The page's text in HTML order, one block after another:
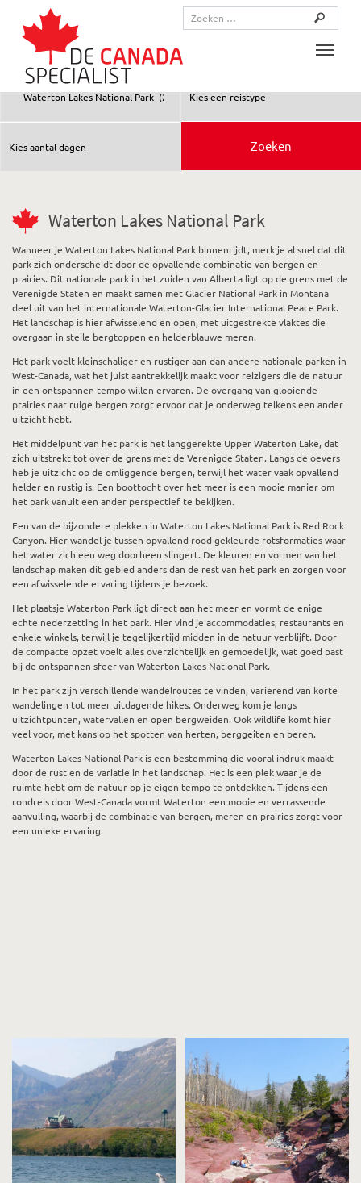
Waterton Lakes National Park
Wanneer je Waterton Lakes National Park binnenrijdt, merk je al snel dat dit
park zich onderscheidt door de opvallende combinatie van bergen en
prairies. Dit nationale park in het zuiden van Alberta ligt op de grens met de
Verenigde Staten en maakt samen met Glacier National Park in Montana
deel uit van het internationale Waterton-Glacier International Peace Park.
Het landschap is hier afwisselend en open, met uitgestrekte vlaktes die
overgaan in steile bergtoppen en helderblauwe meren.
Het park voelt kleinschaliger en rustiger aan dan andere nationale parken in
West-Canada, wat het juist aantrekkelijk maakt voor reizigers die de natuur
in een ontspannen tempo willen ervaren. De overgang van glooiende
prairies naar ruige bergen zorgt ervoor dat je onderweg telkens een ander
uitzicht hebt.
Het middelpunt van het park is het langgerekte Upper Waterton Lake, dat
zich uitstrekt tot over de grens met de Verenigde Staten. Langs de oevers
heb je uitzicht op de omliggende bergen, terwijl het water vaak opvallend
helder en rustig is. Een boottocht over het meer is een mooie manier om
het park vanuit een ander perspectief te bekijken.
Een van de bijzondere plekken in Waterton Lakes National Park is Red Rock
Canyon. Hier wandel je tussen opvallend rood gekleurde rotsformaties waar
het water zich een weg doorheen slingert. De kleuren en vormen van het
landschap maken dit gebied anders dan de rest van het park en zorgen voor
een afwisselende ervaring tijdens je bezoek.
Het plaatsje Waterton Park ligt direct aan het meer en vormt de enige
echte nederzetting in het park. Hier vind je accommodaties, restaurants en
enkele winkels, terwijl je tegelijkertijd midden in de natuur verblijft. Door
de compacte opzet voelt alles overzichtelijk en gemoedelijk, wat goed past
bij de ontspannen sfeer van Waterton Lakes National Park.
In het park zijn verschillende wandelroutes te vinden, variërend van korte
wandelingen tot meer uitdagende hikes. Onderweg kom je langs
uitzichtpunten, watervallen en open bergweiden. Ook wildlife komt hier
veel voor, met kans op het spotten van herten, berggeiten en beren.
Waterton Lakes National Park is een bestemming die vooral indruk maakt
door de rust en de variatie in het landschap. Het is een plek waar je de
ruimte hebt om de natuur op je eigen tempo te ontdekken. Tijdens een
rondreis door West-Canada vormt Waterton een mooie en verrassende
aanvulling, waarbij de combinatie van bergen, meren en prairies zorgt voor
een unieke ervaring.